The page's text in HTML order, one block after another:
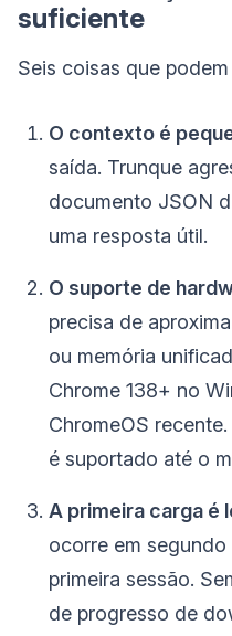
suficiente
Seis coisas que
O contexto é
saída. Trunque
documento JSON
uma resposta útil.
O suporte de
precisa de
ou memória
Chrome 138+ no
ChromeOS
é suportado até o
A primeira carga é
ocorre em
primeira sessão.
de progresso de